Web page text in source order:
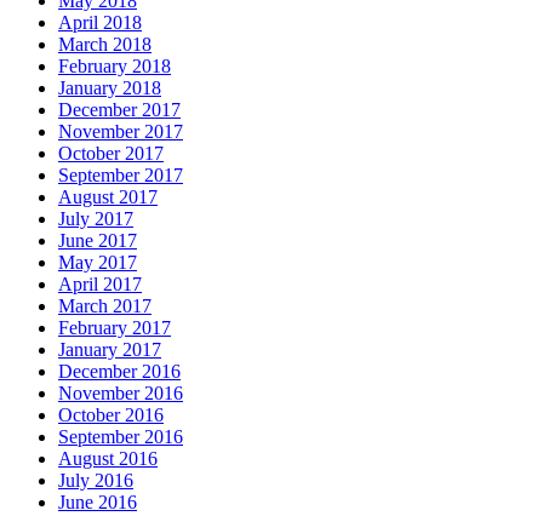
April 2018
March 2018
February 2018
January 2018
December 2017
November 2017
October 2017
September 2017
August 2017
July 2017
June 2017
May 2017
April 2017
March 2017
February 2017
January 2017
December 2016
November 2016
October 2016
September 2016
August 2016
July 2016
June 2016